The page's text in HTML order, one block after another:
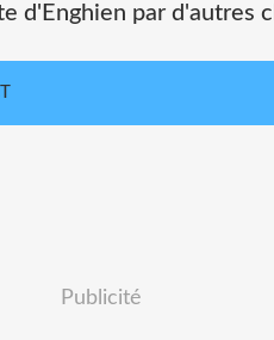
d'Enghien par d'autres
Publicité